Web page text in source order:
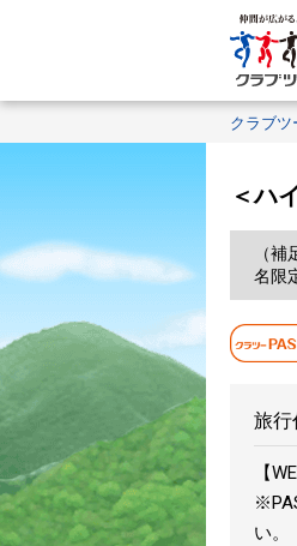
クラブツ
＜ハ
（
名限
旅行
【
い。